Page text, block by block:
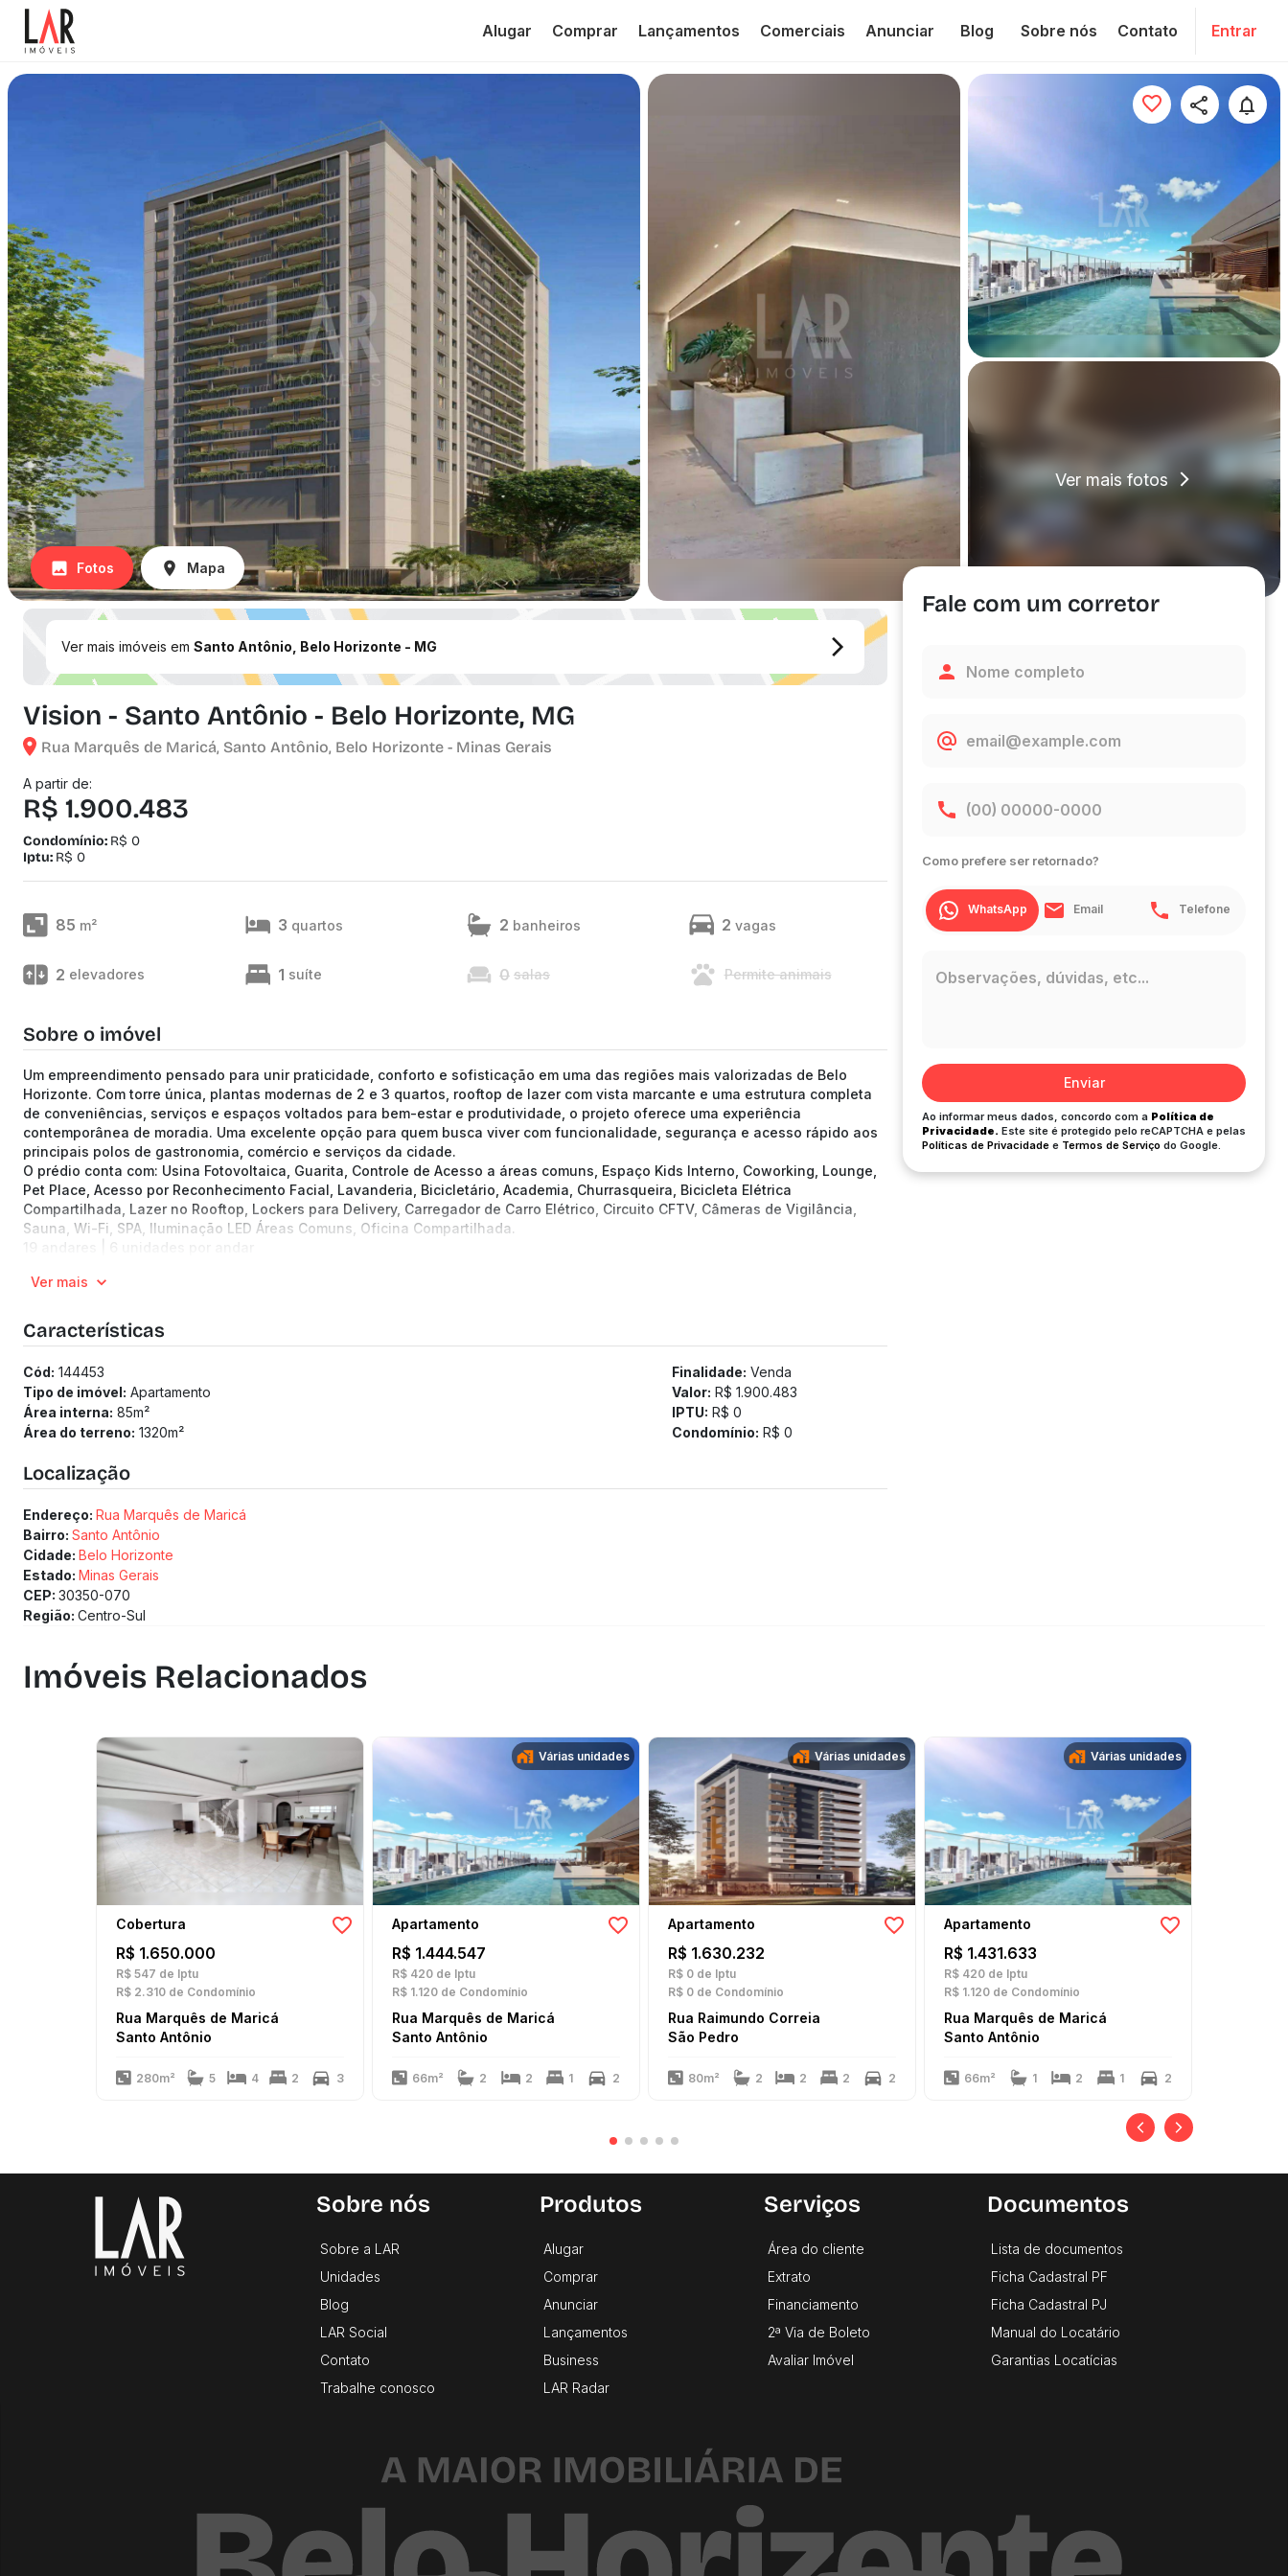
Alugar Comprar Lançamentos Comerciais Anunciar Blog Sobre nós Contato Entrar
Ver mais fotos
Fotos Mapa
Ver mais imóveis em Santo Antônio, Belo Horizonte - MG
Vision - Santo Antônio - Belo Horizonte, MG
Rua Marquês de Maricá, Santo Antônio, Belo Horizonte - Minas Gerais
A partir de:
R$ 1.900.483
Condomínio: R$ 0
Iptu: R$ 0
85 m² 3 quartos 2 banheiros 2 vagas
2 elevadores 1 suíte 0 salas Permite animais
Sobre o imóvel
Um empreendimento pensado para unir praticidade, conforto e sofisticação em uma das regiões mais valorizadas de Belo
Horizonte. Com torre única, plantas modernas de 2 e 3 quartos, rooftop de lazer com vista marcante e uma estrutura completa
de conveniências, serviços e espaços voltados para bem-estar e produtividade, o projeto oferece uma experiência
contemporânea de moradia. Uma excelente opção para quem busca viver com funcionalidade, segurança e acesso rápido aos
principais polos de gastronomia, comércio e serviços da cidade.
O prédio conta com: Usina Fotovoltaica, Guarita, Controle de Acesso a áreas comuns, Espaço Kids Interno, Coworking, Lounge,
Pet Place, Acesso por Reconhecimento Facial, Lavanderia, Bicicletário, Academia, Churrasqueira, Bicicleta Elétrica
Compartilhada, Lazer no Rooftop, Lockers para Delivery, Carregador de Carro Elétrico, Circuito CFTV, Câmeras de Vigilância,
Sauna, Wi-Fi, SPA, Iluminação LED Áreas Comuns, Oficina Compartilhada.
19 andares | 6 unidades por andar
2 a 3 quartos
2 banheiros
Previsão de entrega: 30/11/2028
Medidor de gás individualizado
Taxa de enxoval: R$ 60.861
Ver mais
Características
Cód: 144453
Tipo de imóvel: Apartamento
Área interna: 85m²
Área do terreno: 1320m²
Finalidade: Venda
Valor: R$ 1.900.483
IPTU: R$ 0
Condomínio: R$ 0
Localização
Endereço: Rua Marquês de Maricá
Bairro: Santo Antônio
Cidade: Belo Horizonte
Estado: Minas Gerais
CEP: 30350-070
Região: Centro-Sul
Fale com um corretor
Como prefere ser retornado?
WhatsApp Email Telefone
Enviar
Ao informar meus dados, concordo com a Política de
Privacidade. Este site é protegido pelo reCAPTCHA e pelas
Políticas de Privacidade e Termos de Serviço do Google.
Imóveis Relacionados
Cobertura
R$ 1.650.000
R$ 547 de Iptu
R$ 2.310 de Condomínio
Rua Marquês de Maricá
Santo Antônio
280m² 5 4 2 3
Várias unidades
Apartamento
R$ 1.444.547
R$ 420 de Iptu
R$ 1.120 de Condomínio
Rua Marquês de Maricá
Santo Antônio
66m² 2 2 1 2
Várias unidades
Apartamento
R$ 1.630.232
R$ 0 de Iptu
R$ 0 de Condomínio
Rua Raimundo Correia
São Pedro
80m² 2 2 2 2
Várias unidades
Apartamento
R$ 1.431.633
R$ 420 de Iptu
R$ 1.120 de Condomínio
Rua Marquês de Maricá
Santo Antônio
66m² 1 2 1 2
Sobre nós
Sobre a LAR
Unidades
Blog
LAR Social
Contato
Trabalhe conosco
Produtos
Alugar
Comprar
Anunciar
Lançamentos
Business
LAR Radar
Serviços
Área do cliente
Extrato
Financiamento
2ª Via de Boleto
Avaliar Imóvel
Documentos
Lista de documentos
Ficha Cadastral PF
Ficha Cadastral PJ
Manual do Locatário
Garantias Locatícias